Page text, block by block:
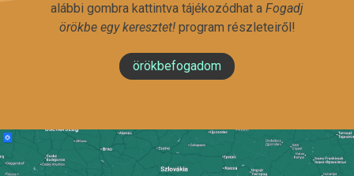
alábbi gombra kattintva tájékozódhat a Fogadj
örökbe egy keresztet!program részleteiről!
örökbefogadom